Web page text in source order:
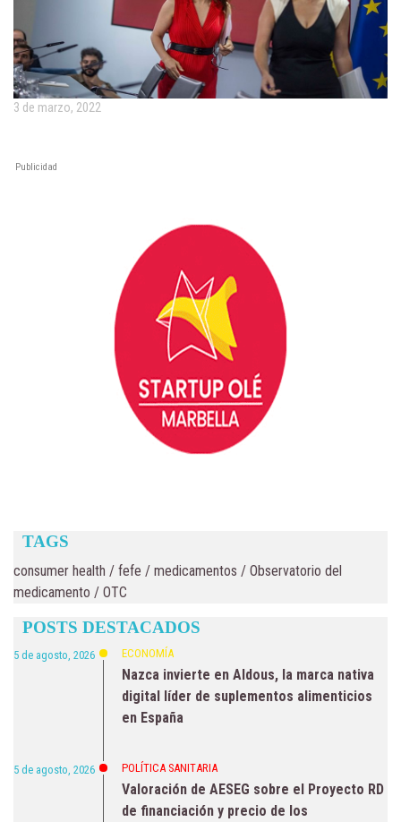
3 de marzo, 2022
Publicidad
TAGS
consumer health / fefe / medicamentos / Observatorio del
medicamento / OTC
POSTS DESTACADOS
5 de agosto, 2026 ECONOMÍA
Nazca invierte en Aldous, la marca nativa
digital líder de suplementos alimenticios
en España
5 de agosto, 2026 POLÍTICA SANITARIA
Valoración de AESEG sobre el Proyecto RD
de financiación y precio de los